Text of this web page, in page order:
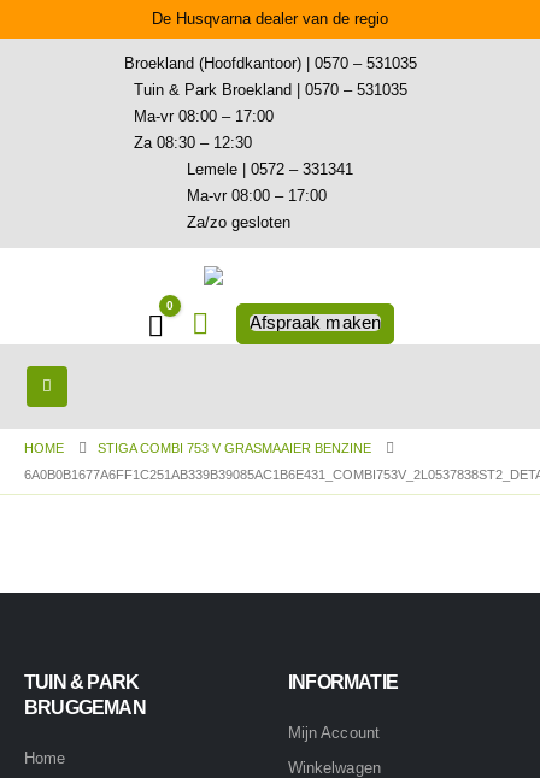
De Husqvarna dealer van de regio
Broekland (Hoofdkantoor) | 0570 – 531035
Tuin & Park Broekland | 0570 – 531035
Ma-vr 08:00 – 17:00
Za 08:30 – 12:30
Lemele | 0572 – 331341
Ma-vr 08:00 – 17:00
Za/zo gesloten
Winkelwagen
0
Afspraak maken
HOME
STIGA COMBI 753 V GRASMAAIER BENZINE
TUIN & PARK
BRUGGEMAN
Home
INFORMATIE
Mijn Account
Winkelwagen